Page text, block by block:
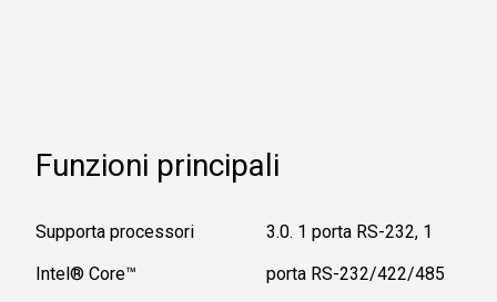
Funzioni principali
Supporta processori
Intel® Core™
3.0. 1 porta RS-232, 1
porta RS-232/422/485